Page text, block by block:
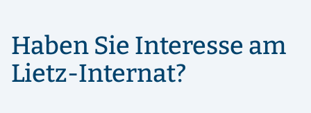
Haben Sie Interesse am
Lietz-Internat?